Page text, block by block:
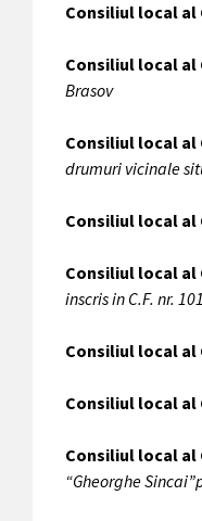
Consiliul local al
Consiliul local al
Brasov
Consiliul local al
drumuri vicinale
Consiliul local al
Consiliul local al
inscris in C.F. nr.
Consiliul local al
Consiliul local al
Consiliul local al
“Gheorghe